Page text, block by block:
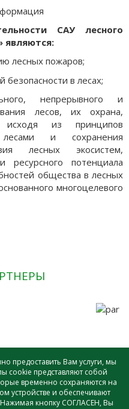
САУ лесного
являются:
лесных пожаров;
в лесах;
непрерывного и
лесов, их охрана,
исходя из принципов
лесами и сохранения
лесных экосистем,
ресурсного потенциала
общества в лесных
многоцелевого
© - 2026 |
сайта
предоставить Вам услуги, мы
cookie представляют собой
временно сохраняются на
устройстве и обеспечивают
Нажимая кнопку СОГЛАСЕН, Вы